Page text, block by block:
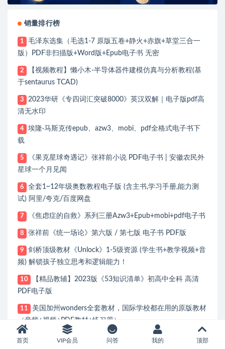
销量排行榜
1
毛泽东选集（毛选1-7 原版五卷+静火+赤旗+草堂三合一
版）PDF非扫描版+Word版+Epub电子书 无密
2
【视频教程】懒小木-半导体器件建模仿真与分析教程(基
于sentaurus TCAD)
3
2023华研《专四词汇突破8000》英汉双解｜电子版pdf高
清无水印
4
埃隆·马斯克传epub、azw3、mobi、pdf全格式电子书下
载
5
《果克星球奇遇记》张祥前小说 PDF电子书 | 安徽农民外
星球一个月见闻
6
全套1~12年级奥数教程电子版 (含主书,学习手册,能力测
试) 阿里/夸克/百度网盘
7 《焦虑症的自救》系列三册Azw3+Epub+mobi+pdf电子书
8 张祥前《统一场论》第六版 / 第七版 电子书 PDF版
9
剑桥顶级教材《Unlock》1-5级资源 (学生书+教学视频+音
频) 解锁孩子独立思考和逻辑能力！
10
【精品教辅】2023版《53知识清单》初高中全科 高清
PDF电子版
11
美国加州wonders全套教材，国际学校都在用的原版教材
（音频+视频+PDF教材+练习册）
首页 VIP会员 问答 我的 顶部